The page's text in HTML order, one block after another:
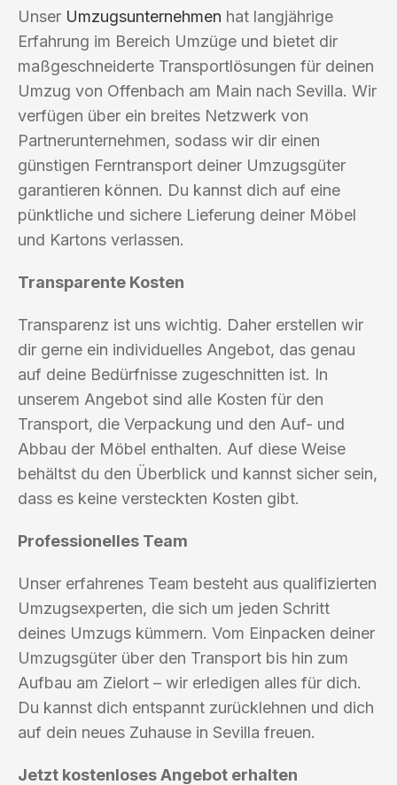
Unser Umzugsunternehmen hat langjährige
Erfahrung im Bereich Umzüge und bietet dir
maßgeschneiderte Transportlösungen für deinen
Umzug von Offenbach am Main nach Sevilla. Wir
verfügen über ein breites Netzwerk von
Partnerunternehmen, sodass wir dir einen
günstigen Ferntransport deiner Umzugsgüter
garantieren können. Du kannst dich auf eine
pünktliche und sichere Lieferung deiner Möbel
und Kartons verlassen.
Transparente Kosten
Transparenz ist uns wichtig. Daher erstellen wir
dir gerne ein individuelles Angebot, das genau
auf deine Bedürfnisse zugeschnitten ist. In
unserem Angebot sind alle Kosten für den
Transport, die Verpackung und den Auf- und
Abbau der Möbel enthalten. Auf diese Weise
behältst du den Überblick und kannst sicher sein,
dass es keine versteckten Kosten gibt.
Professionelles Team
Unser erfahrenes Team besteht aus qualifizierten
Umzugsexperten, die sich um jeden Schritt
deines Umzugs kümmern. Vom Einpacken deiner
Umzugsgüter über den Transport bis hin zum
Aufbau am Zielort – wir erledigen alles für dich.
Du kannst dich entspannt zurücklehnen und dich
auf dein neues Zuhause in Sevilla freuen.
Jetzt kostenloses Angebot erhalten